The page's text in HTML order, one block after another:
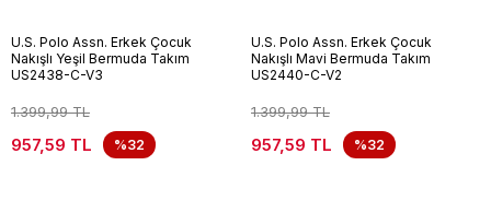
U.S. Polo Assn. Erkek Çocuk
Nakışlı Yeşil Bermuda Takım
US2438-C-V3
1.399,99 TL
957,59 TL %32
U.S. Polo Assn. Erkek Çocuk
Nakışlı Mavi Bermuda Takım
US2440-C-V2
1.399,99 TL
957,59 TL %32